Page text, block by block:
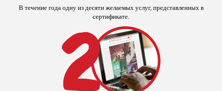
В течение года одну из десяти желаемых услуг, представленных в
сертификате.